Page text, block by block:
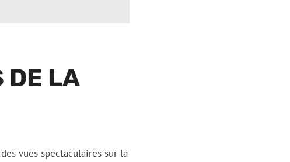
DE LA
vues spectaculaires sur la